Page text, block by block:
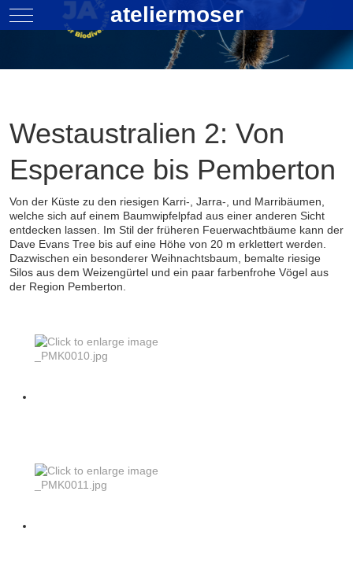
Mobile Menu Toggleateliermoser
Westaustralien 2: Von
Esperance bis Pemberton
Von der Küste zu den riesigen Karri-, Jarra-, und Marribäumen,
welche sich auf einem Baumwipfelpfad aus einer anderen Sicht
entdecken lassen. Im Stil der früheren Feuerwachtbäume kann der
Dave Evans Tree bis auf eine Höhe von 20 m erklettert werden.
Dazwischen ein besonderer Weihnachtsbaum, bemalte riesige
Silos aus dem Weizengürtel und ein paar farbenfrohe Vögel aus
der Region Pemberton.